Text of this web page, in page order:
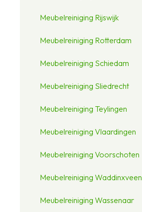
Meubelreiniging Rijswijk
Meubelreiniging Rotterdam
Meubelreiniging Schiedam
Meubelreiniging Sliedrecht
Meubelreiniging Teylingen
Meubelreiniging Vlaardingen
Meubelreiniging Voorschoten
Meubelreiniging Waddinxveen
Meubelreiniging Wassenaar